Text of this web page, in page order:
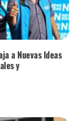
a Nuevas Ideas
y